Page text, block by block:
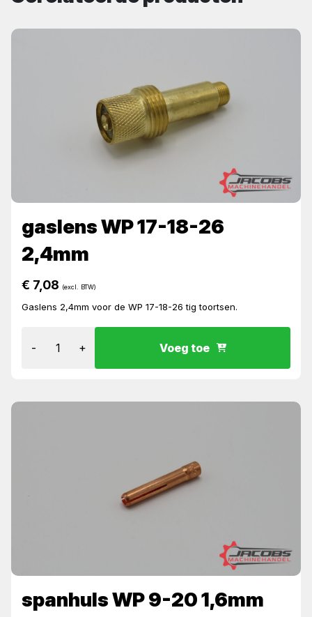
gaslens WP 17-18-26
2,4mm
€ 7,08 (excl. BTW)
Gaslens 2,4mm voor de WP 17-18-26 tig toortsen.
- + Voeg toe
spanhuls WP 9-20 1,6mm